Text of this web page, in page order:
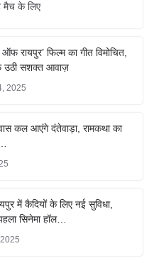
मैच के लिए
ऑफ रायपुर’ फिल्म का गीत विमोचित,
उठी सशक्त आवाज़
2025
कल आएंगे दंतेवाड़ा, रामकथा का
में कैदियों के लिए नई सुविधा,
सिनेमा हॉल…